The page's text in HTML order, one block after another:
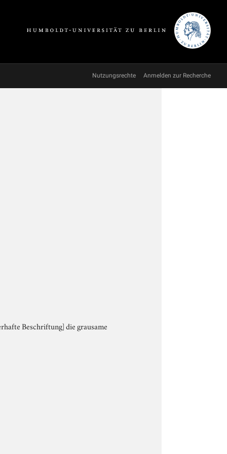
Nutzungsrechte Anmelden zur Recherche
Beschriftung] die grausame